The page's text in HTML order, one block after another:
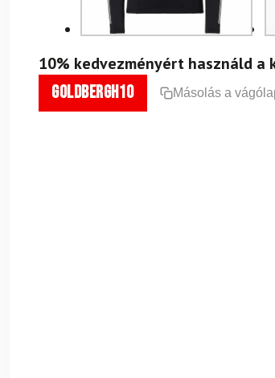
10% kedvezményért használd a
goldbergh10 Másolás a